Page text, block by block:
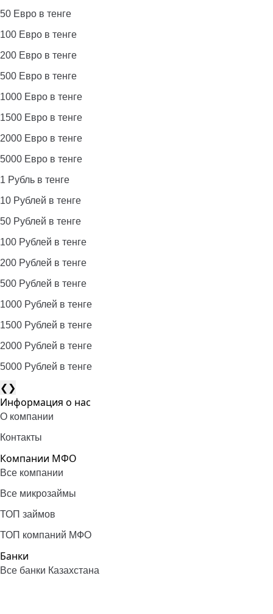
50 Евро в тенге
100 Евро в тенге
200 Евро в тенге
500 Евро в тенге
1000 Евро в тенге
1500 Евро в тенге
2000 Евро в тенге
5000 Евро в тенге
1 Рубль в тенге
10 Рублей в тенге
50 Рублей в тенге
100 Рублей в тенге
200 Рублей в тенге
500 Рублей в тенге
1000 Рублей в тенге
1500 Рублей в тенге
2000 Рублей в тенге
5000 Рублей в тенге
❮❯
Информация о нас
О компании
Контакты
Компании МФО
Все компании
Все микрозаймы
ТОП займов
ТОП компаний МФО
Банки
Все банки Казахстана